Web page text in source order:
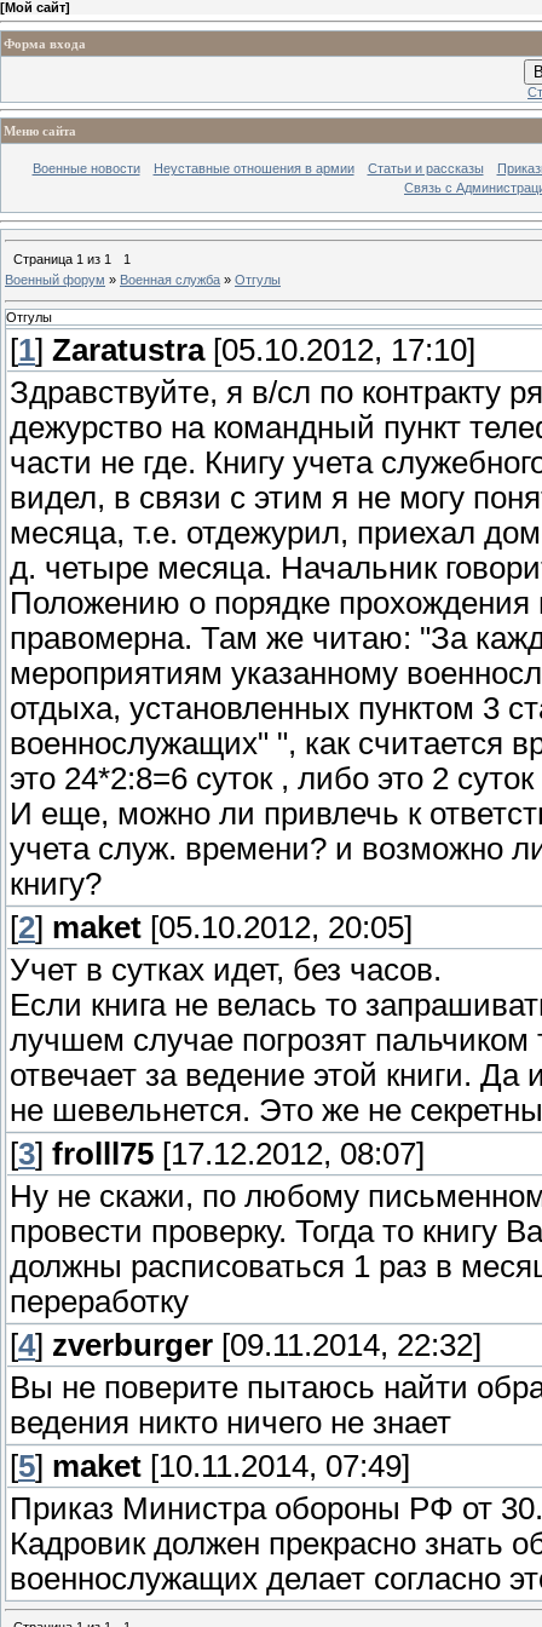
[Мой сайт]
Форма входа
Меню сайта
Военные новости Неуставные отношения в армии Статьи и рассказы
Связь с
Страница 1 из 1
1
Военный форум » Военная служба » Отгулы
Отгулы
[1] Zaratustra[05.10.2012, 17:10]
Здравствуйте, я в/сл по контракту
дежурство на командный пункт
части не где. Книгу учета
видел, в связи с этим я не могу
месяца, т.е. отдежурил, приехал
д. четыре месяца. Начальник
Положению о порядке
правомерна. Там же читаю: "За
мероприятиям указанному
отдыха, установленных пунктом 3
военнослужащих" ", как считается
это 24*2:8=6 суток , либо это 2
И еще, можно ли привлечь к
учета служ. времени? и возможно
книгу?
[2] maket [05.10.2012, 20:05]
Учет в сутках идет, без часов.
Если книга не велась то
лучшем случае погрозят
отвечает за ведение этой книги. Да
не шевельнется. Это же не
[3] frolll75 [17.12.2012, 08:07]
Ну не скажи, по любому
провести проверку. Тогда то
должны расписоваться 1 раз в
переработку
[4] zverburger [09.11.2014, 22:32]
Вы не поверите пытаюсь найти
ведения никто ничего не знает
[5] maket [10.11.2014, 07:49]
Приказ Министра обороны РФ от
Кадровик должен прекрасно знать
военнослужащих делает согласно